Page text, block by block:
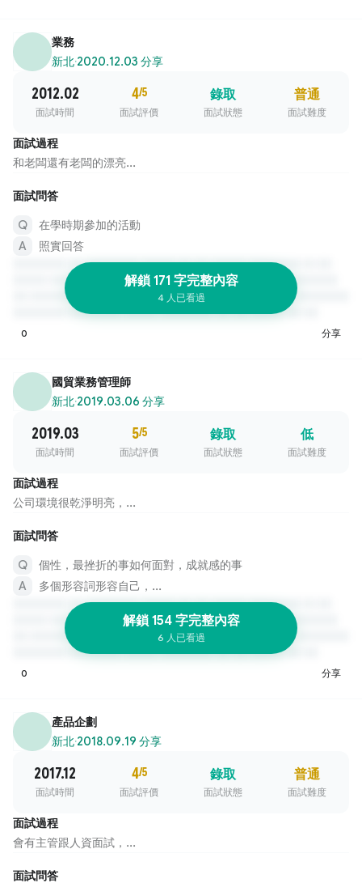
業務
新北·2020.12.03 分享
2012.02
面試時間
4/5
面試評價
錄取
面試狀態
普通
面試難度
面試過程
和老闆還有老闆的漂亮...
面試問答
在學時期參加的活動
照實回答
解鎖 171 字完整內容
4 人已看過
0 分享
國貿業務管理師
新北·2019.03.06 分享
2019.03
面試時間
5/5
面試評價
錄取
面試狀態
低
面試難度
面試過程
公司環境很乾淨明亮，...
面試問答
個性，最挫折的事如何面對，成就感的事
多個形容詞形容自己，...
解鎖 154 字完整內容
6 人已看過
0 分享
產品企劃
新北·2018.09.19 分享
2017.12
面試時間
4/5
面試評價
錄取
面試狀態
普通
面試難度
面試過程
會有主管跟人資面試，...
面試問答